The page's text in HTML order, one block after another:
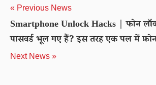
« Previous News
Smartphone Unlock Hacks | फोन
पासवर्ड भूल गए हैं? इस तरह एक पल में
Next News »